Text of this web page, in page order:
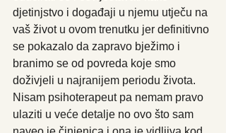
djetinjstvo i događaji u njemu utječu na
vaš život u ovom trenutku jer definitivno
se pokazalo da zapravo bježimo i
branimo se od povreda koje smo
doživjeli u najranijem periodu života.
Nisam psihoterapeut pa nemam pravo
ulaziti u veće detalje no ovo što sam